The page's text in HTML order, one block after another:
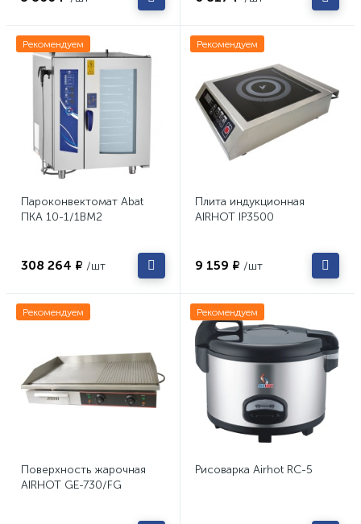
Рекомендуем
Пароконвектомат Abat
ПКА 10-1/1ВМ2
308 264 ₽ /шт
Рекомендуем
Плита индукционная
AIRHOT IP3500
9 159 ₽ /шт
Рекомендуем
Поверхность жарочная
AIRHOT GE-730/FG
Рекомендуем
Рисоварка Airhot RC-5